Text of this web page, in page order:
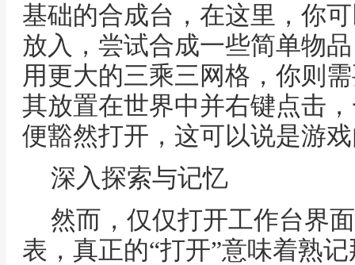
基础的合成台，在这里，你
放入，尝试合成一些简单物
用更大的三乘三网格，你则
其放置在世界中并右键点击
便豁然打开，这可以说是游
深入探索与记忆
然而，仅仅打开工作台界
表，真正的“打开”意味着熟